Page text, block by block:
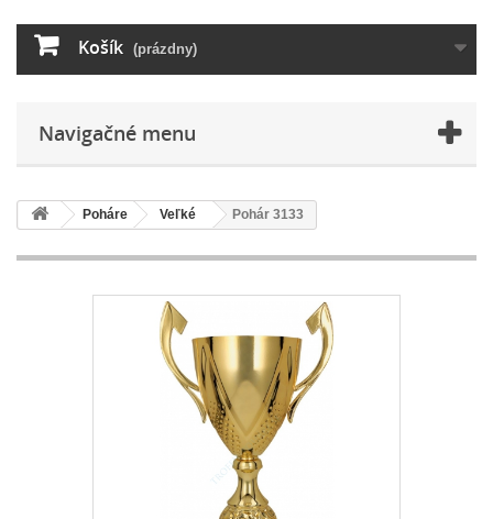
Košík (prázdny)
Navigačné menu
Poháre Veľké Pohár 3133